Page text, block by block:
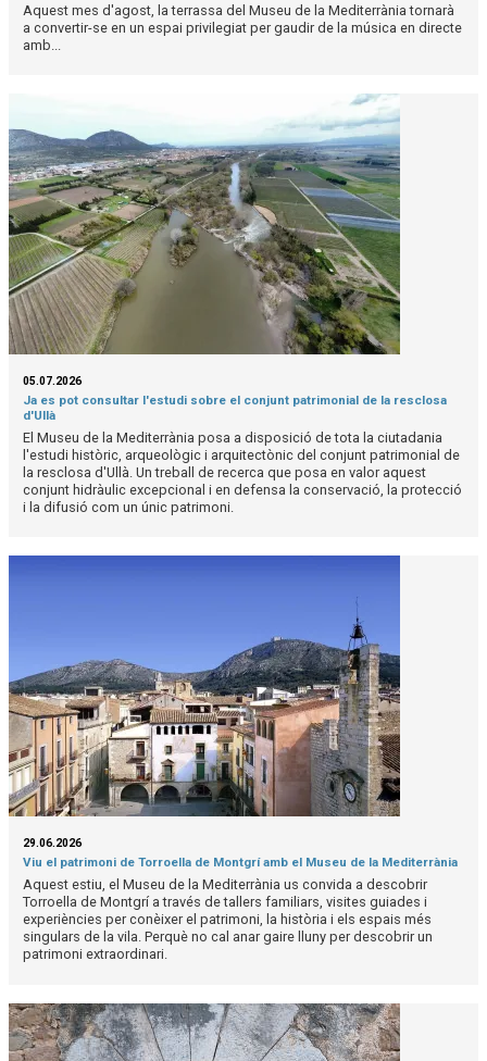
Aquest mes d'agost, la terrassa del Museu de la Mediterrània tornarà
a convertir-se en un espai privilegiat per gaudir de la música en directe
amb...
05.07.2026
Ja es pot consultar l'estudi sobre el conjunt patrimonial de la resclosa
d'Ullà
El Museu de la Mediterrània posa a disposició de tota la ciutadania
l'estudi històric, arqueològic i arquitectònic del conjunt patrimonial de
la resclosa d'Ullà. Un treball de recerca que posa en valor aquest
conjunt hidràulic excepcional i en defensa la conservació, la protecció
i la difusió com un únic patrimoni.
29.06.2026
Viu el patrimoni de Torroella de Montgrí amb el Museu de la Mediterrània
Aquest estiu, el Museu de la Mediterrània us convida a descobrir
Torroella de Montgrí a través de tallers familiars, visites guiades i
experiències per conèixer el patrimoni, la història i els espais més
singulars de la vila. Perquè no cal anar gaire lluny per descobrir un
patrimoni extraordinari.